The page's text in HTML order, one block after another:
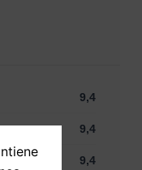
9,4
9,4
9,4